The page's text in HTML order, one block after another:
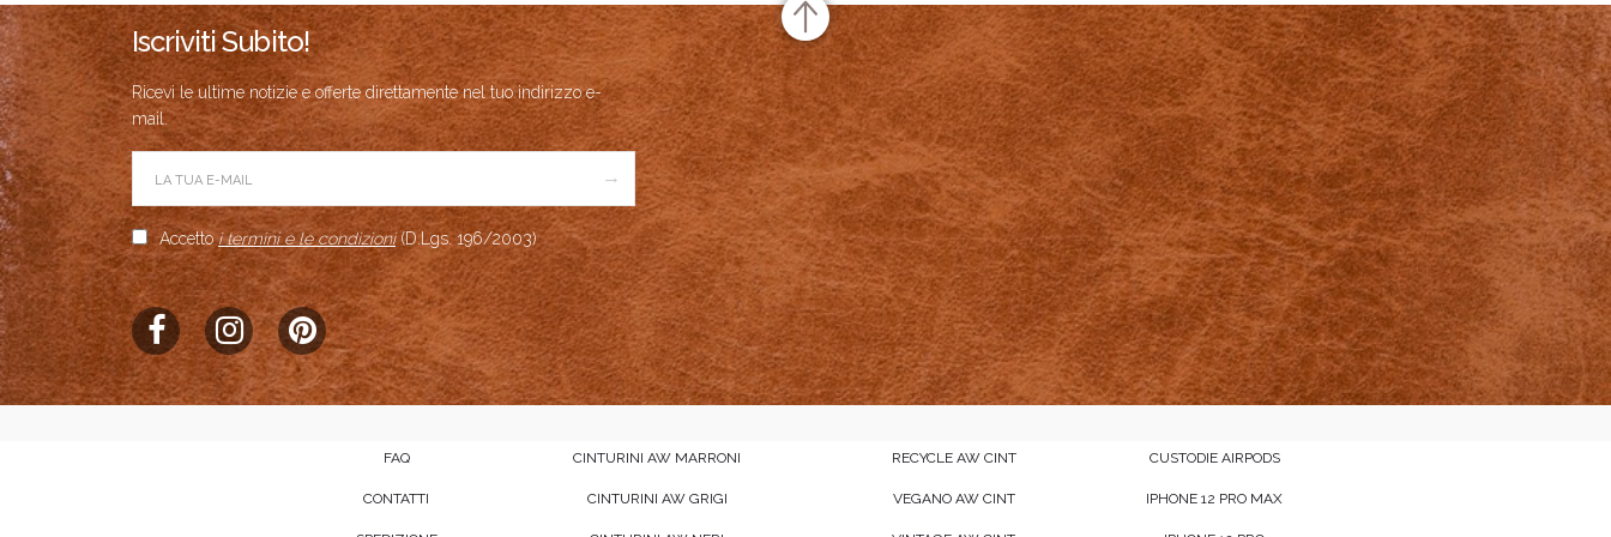
Iscriviti Subito!
Ricevi le ultime notizie e offerte direttamente nel tuo indirizzo e-
mail.
→
Accettoi termini e le condizioni(D.Lgs. 196/2003)
FAQ
CONTATTI
CINTURINI AW MARRONI
CINTURINI AW GRIGI
RECYCLE AW CINT
VEGANO AW CINT
CUSTODIE AIRPODS
IPHONE 12 PRO MAX